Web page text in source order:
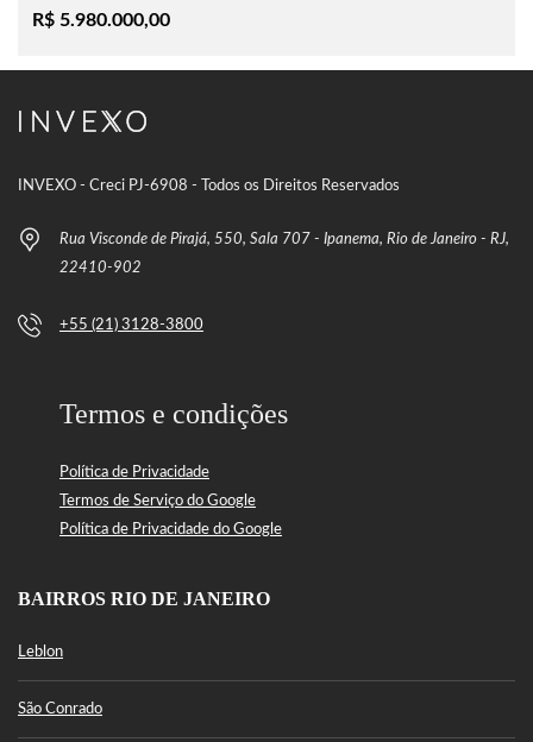
R$ 5.980.000,00
INVEXO - Creci PJ-6908 - Todos os Direitos Reservados
Rua Visconde de Pirajá, 550, Sala 707 - Ipanema, Rio de Janeiro - RJ,
22410-902
+55 (21) 3128-3800
Termos e condições
Política de Privacidade
Termos de Serviço do Google
Política de Privacidade do Google
BAIRROS RIO DE JANEIRO
Leblon
São Conrado